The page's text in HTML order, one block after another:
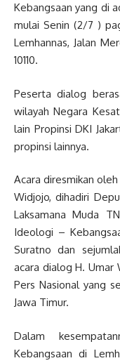
Kebangsaan yang di
mulai Senin (2/7 )
Lemhannas, Jalan
10110.
Peserta dialog
wilayah Negara
lain Propinsi DKI
propinsi lainnya.
Acara diresmikan
Widjojo, dihadiri
Laksamana Muda
Ideologi –
Suratno dan
acara dialog H. Umar
Pers Nasional yang
Jawa Timur.
Dalam
Kebangsaan di